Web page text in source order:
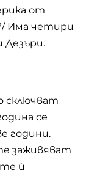
от
Има четири
Дезъри.
сключват
се
години.
заживяват
ѝ